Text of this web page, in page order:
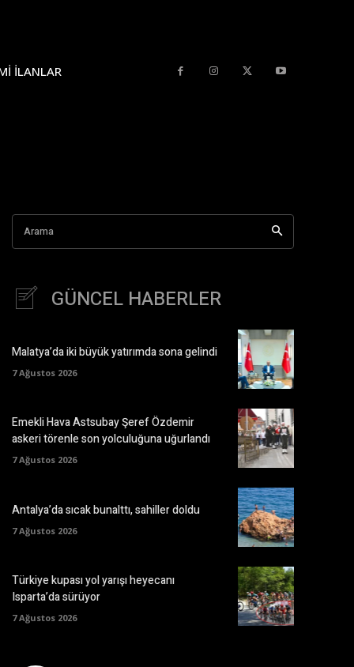
İLANLAR
Arama
GÜNCEL HABERLER
Malatya’da iki büyük yatırımda sona gelindi
7 Ağustos 2026
Emekli Hava Astsubay Şeref Özdemir
askeri törenle son yolculuğuna uğurlandı
7 Ağustos 2026
Antalya’da sıcak bunalttı, sahiller doldu
7 Ağustos 2026
Türkiye kupası yol yarışı heyecanı
Isparta’da sürüyor
7 Ağustos 2026